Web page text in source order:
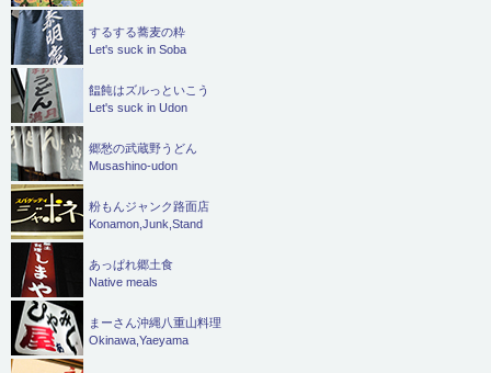
するする蕎麦の粋
Let's suck in Soba
饂飩はズルっといこう
Let's suck in Udon
郷愁の武蔵野うどん
Musashino-udon
粉もんジャンク路面店
Konamon,Junk,Stand
あっぱれ郷土食
Native meals
まーさん沖縄八重山料理
Okinawa,Yaeyama